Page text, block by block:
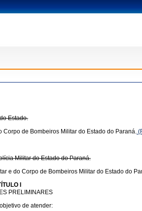
Estado.
de Bombeiros Militar do Estado do Paraná.
Militar do Estado do Paraná.
e do Corpo de Bombeiros Militar do Estado do
I
PRELIMINARES
de atender: